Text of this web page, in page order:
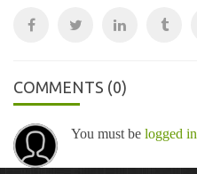
COMMENTS (0)
You must be logged in